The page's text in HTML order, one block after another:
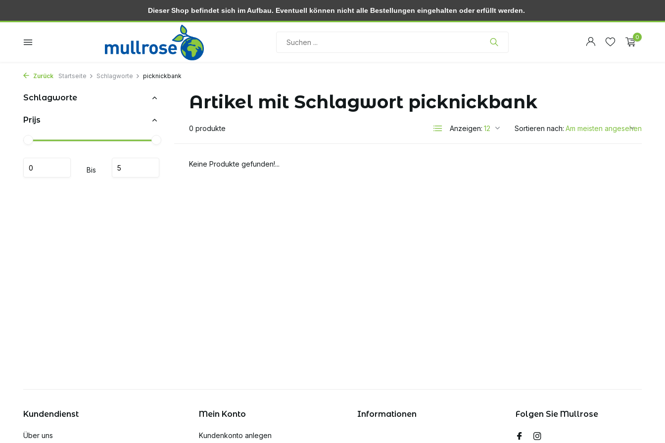
Kostenlose lieferung ab 30.- (NL) Rückgabe innerhalb von 30 Tagen
0
Zurück Startseite Schlagworte picknickbank
Schlagworte
Prijs
Bis
Artikel mit Schlagwort picknickbank
0 produkte Anzeigen: Sortieren nach:
Keine Produkte gefunden!...
Kundendienst
Über uns
Mein Konto
Kundenkonto anlegen
Informationen Folgen Sie Mullrose
Dieser Shop befindet sich im Aufbau. Eventuell können nicht alle Bestellungen eingehalten oder erfüllt werden.